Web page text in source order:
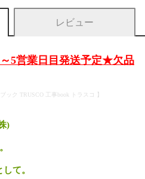
レビュー
5営業日目発送予定★欠品
ック TRUSCO 工事book トラスコ 】
)
て。